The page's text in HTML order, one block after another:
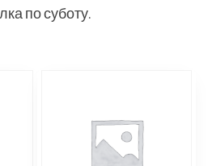
по суботу.